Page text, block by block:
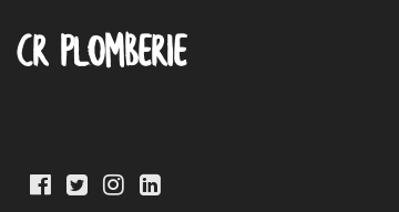
CR Plomberie